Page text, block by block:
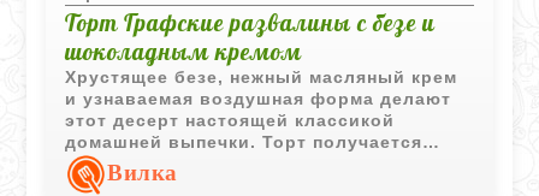
Торт Графские развалины с безе и
шоколадным кремом
Хрустящее безе, нежный масляный крем
и узнаваемая воздушная форма делают
этот десерт настоящей классикой
домашней выпечки. Торт получается
легким, сладким и очень эффектным на
праздничном столе.
Вилка